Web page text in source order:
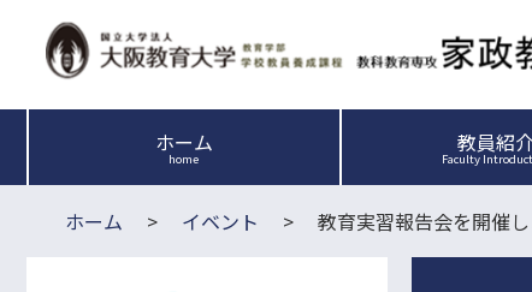
ホーム
home
教員紹
Faculty
ホーム イベント 教育実習報告会を開催し